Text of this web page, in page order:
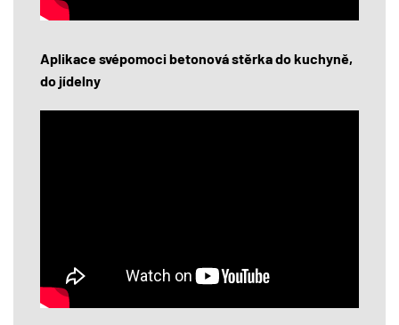
Aplikace svépomoci betonová stěrka do kuchyně,
do jídelny